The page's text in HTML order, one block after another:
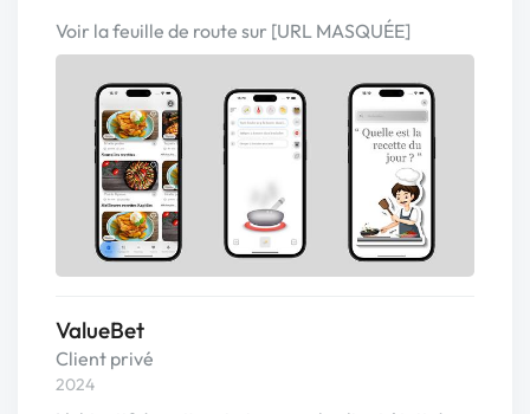
Voir la feuille de route sur [URL MASQUÉE]
ValueBet
Client privé
2024